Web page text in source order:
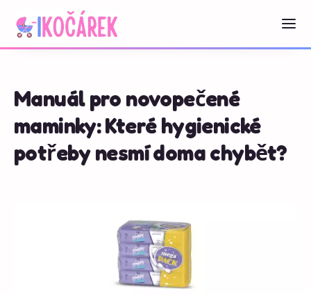
Manuál pro novopečené
maminky: Které hygienické
potřeby nesmí doma chybět?